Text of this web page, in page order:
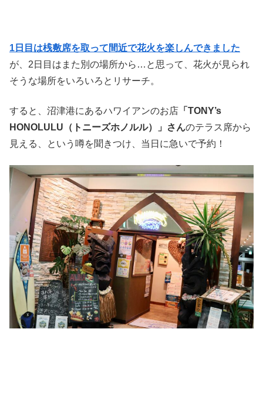
1日目は桟敷席を取って間近で花火を楽しんできました
が、2日目はまた別の場所から…と思って、花火が見られ
そうな場所をいろいろとリサーチ。
すると、沼津港にあるハワイアンのお店 「TONY’s
HONOLULU（トニーズホノルル）」さんのテラス席から
見える、という噂を聞きつけ、当日に急いで予約！